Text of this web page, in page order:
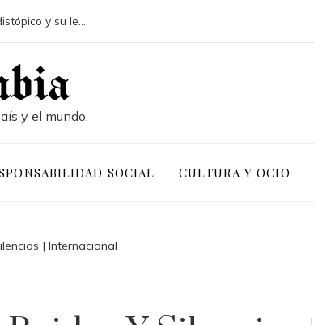
y el mundo.
SOCIAL CULTURA Y OCIO
| Internacional